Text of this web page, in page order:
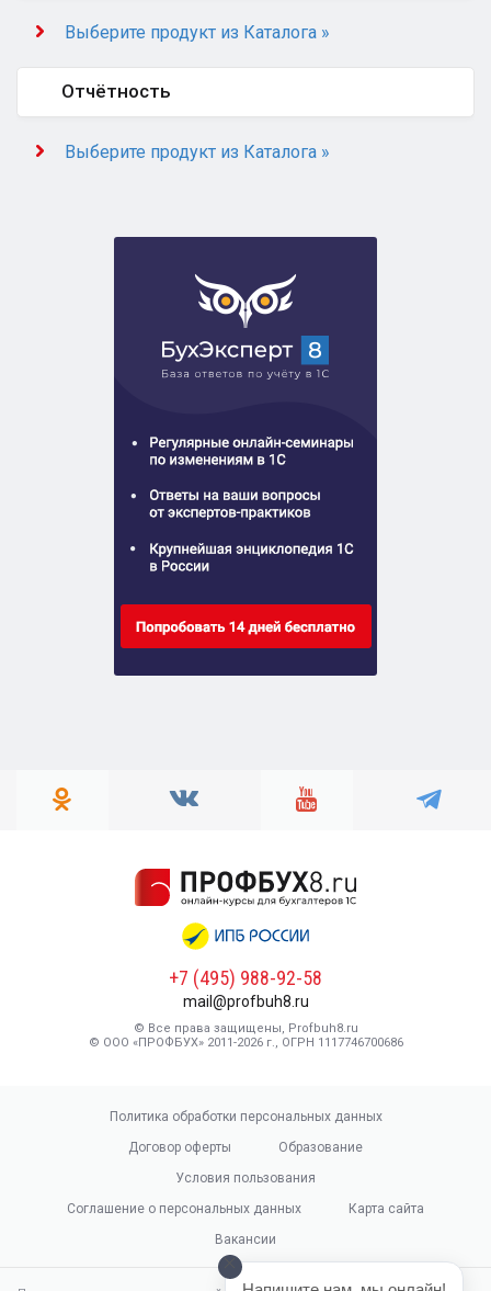
Выберите продукт из Каталога »
Отчётность
Выберите продукт из Каталога »
+7 (495) 988-92-58
mail@profbuh8.ru
© Все права защищены, Profbuh8.ru
© ООО «ПРОФБУХ» 2011-2026 г., ОГРН 1117746700686
Политика обработки персональных данных
Договор оферты
Образование
Условия пользования
Соглашение о персональных данных
Карта сайта
Вакансии